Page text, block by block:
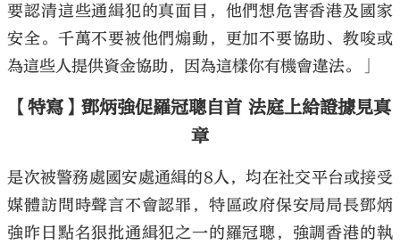
要認清這些通緝犯的真面目，他們想危害香港及國家
安全。千萬不要被他們煽動，更加不要協助、教唆或
為這些人提供資金協助，因為這樣你有機會違法。」
【特寫】鄧炳強促羅冠聰自首 法庭上給證據見真
章
是次被警務處國安處通緝的8人，均在社交平台或接受
媒體訪問時聲言不會認罪，特區政府保安局局長鄧炳
強昨日點名狠批通緝犯之一的羅冠聰，強調香港的執